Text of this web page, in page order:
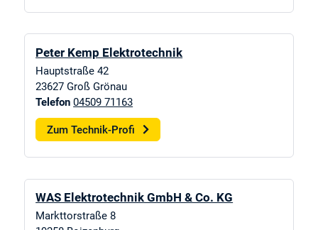
Peter Kemp Elektrotechnik
Hauptstraße 42
23627 Groß Grönau
Telefon 04509 71163
Zum Technik-Profi
WAS Elektrotechnik GmbH & Co. KG
Markttorstraße 8